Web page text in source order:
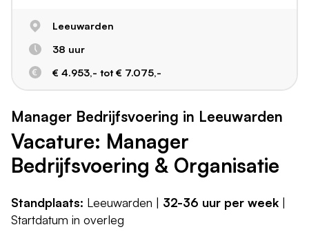
Leeuwarden
38 uur
€ 4.953,- tot € 7.075,-
Manager Bedrijfsvoering in Leeuwarden
Vacature: Manager
Bedrijfsvoering & Organisatie
Standplaats: Leeuwarden | 32-36 uur per week |
Startdatum in overleg